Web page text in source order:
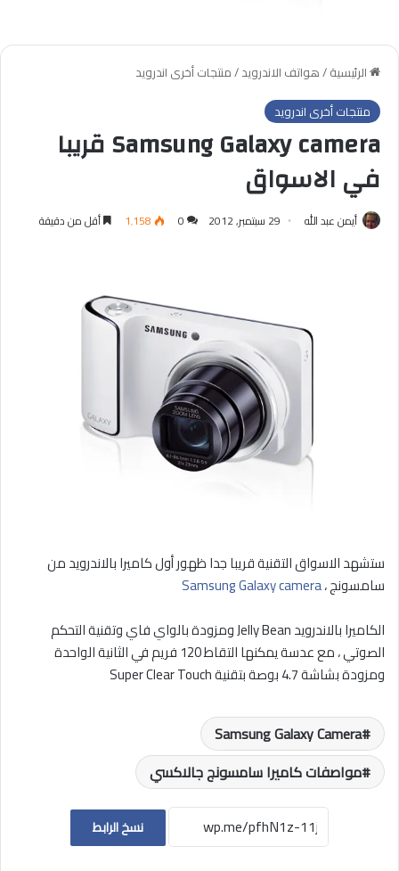
الرئيسية/هواتف الاندرويد/منتجات أخرى اندرويد
منتجات أخرى اندرويد
Samsung Galaxy camera قريبا
في الاسواق
أيمن عبد الله 29 سبتمبر, 2012 0 1٬158 أقل من دقيقة
ستشهد الاسواق التقنية قريبا جدا ظهور أول كاميرا بالاندرويد من
سامسونج ،
الكاميرا بالاندرويد Jelly Bean ومزودة بالواي فاي وتقنية التحكم
الصوتي ، مع عدسة يمكنها التقاط 120 فريم في الثانية الواحدة
ومزودة بشاشة 4.7 بوصة بتقنية Super Clear Touch
Samsung Galaxy Camera
مواصفات كاميرا سامسونج جالاكسي
نسخ الرابط